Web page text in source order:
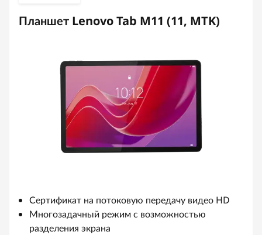
Планшет Lenovo Tab M11 (11, MTK)
Сертификат на потоковую передачу видео HD
Многозадачный режим с возможностью
разделения экрана